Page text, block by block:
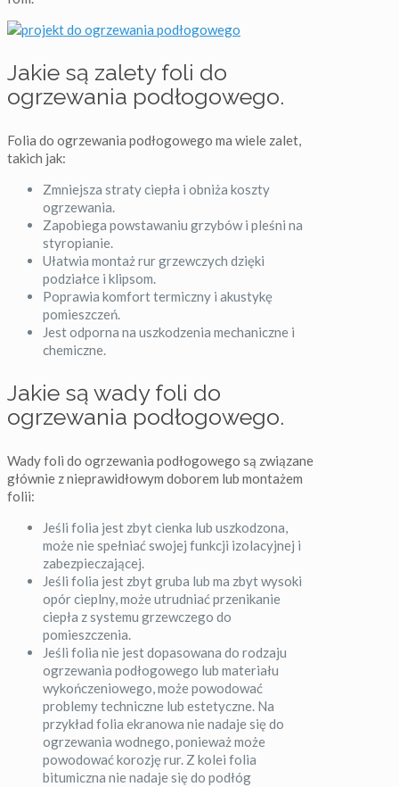
Jakie są zalety foli do
ogrzewania podłogowego.
Folia do ogrzewania podłogowego ma wiele zalet,
takich jak:
Zmniejsza straty ciepła i obniża koszty
ogrzewania.
Zapobiega powstawaniu grzybów i pleśni na
styropianie.
Ułatwia montaż rur grzewczych dzięki
podziałce i klipsom.
Poprawia komfort termiczny i akustykę
pomieszczeń.
Jest odporna na uszkodzenia mechaniczne i
chemiczne.
Jakie są wady foli do
ogrzewania podłogowego.
Wady foli do ogrzewania podłogowego są związane
głównie z nieprawidłowym doborem lub montażem
folii:
Jeśli folia jest zbyt cienka lub uszkodzona,
może nie spełniać swojej funkcji izolacyjnej i
zabezpieczającej.
Jeśli folia jest zbyt gruba lub ma zbyt wysoki
opór cieplny, może utrudniać przenikanie
ciepła z systemu grzewczego do
pomieszczenia.
Jeśli folia nie jest dopasowana do rodzaju
ogrzewania podłogowego lub materiału
wykończeniowego, może powodować
problemy techniczne lub estetyczne. Na
przykład folia ekranowa nie nadaje się do
ogrzewania wodnego, ponieważ może
powodować korozję rur. Z kolei folia
bitumiczna nie nadaje się do podłóg